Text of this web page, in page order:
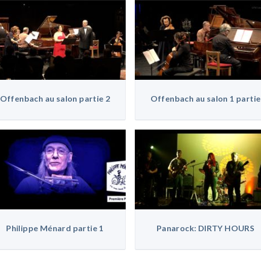
Offenbach au salon partie 2 Offenbach au salon 1 partie
Philippe Ménard partie 1 Panarock: DIRTY HOURS